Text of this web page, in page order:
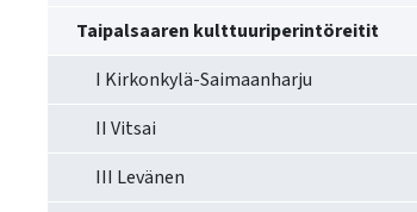
kosketus-
ja
Taipalsaaren kulttuuriperintöreitit
I Kirkonkylä-Saimaanharju
II Vitsai
III Levänen